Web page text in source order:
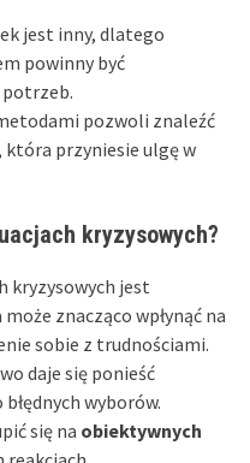
jest inny, dlatego
powinny być
potrzeb.
pozwoli znaleźć
przyniesie ulgę w
kryzysowych?
kryzysowych jest
znacząco wpłynąć na
sobie z trudnościami.
daje się ponieść
wyborów.
się na obiektywnych